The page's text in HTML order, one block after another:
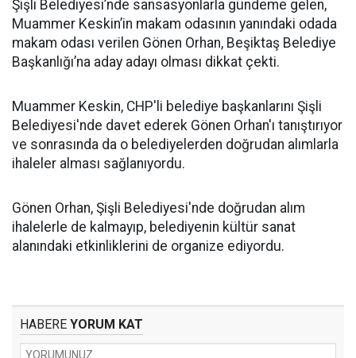
Şişli Belediyesi’nde sansasyonlarla gündeme gelen,
Muammer Keskin’in makam odasının yanındaki odada
makam odası verilen Gönen Orhan, Beşiktaş Belediye
Başkanlığı’na aday adayı olması dikkat çekti.
Muammer Keskin, CHP'li belediye başkanlarını Şişli
Belediyesi'nde davet ederek Gönen Orhan'ı tanıştırıyor
ve sonrasında da o belediyelerden doğrudan alımlarla
ihaleler alması sağlanıyordu.
Gönen Orhan, Şişli Belediyesi'nde doğrudan alım
ihalelerle de kalmayıp, belediyenin kültür sanat
alanındaki etkinliklerini de organize ediyordu.
HABERE YORUM KAT